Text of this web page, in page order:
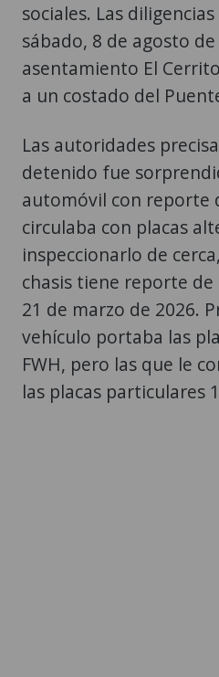
sociales. Las
sábado, 8 de agosto
asentamiento El
a un costado del
Las autoridades
detenido fue
automóvil con reporte
circulaba con placas
inspeccionarlo de
chasis tiene reporte
21 de marzo de 2026.
vehículo portaba las
FWH, pero las que le
las placas particulares